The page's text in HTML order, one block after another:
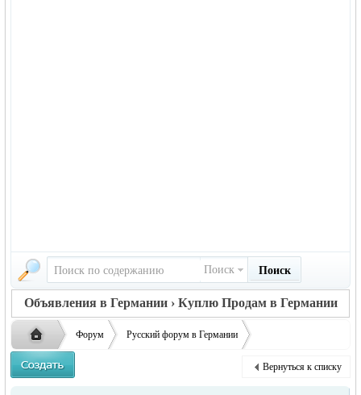
Поиск Поиск
Объявления в Германии › Куплю Продам в Германии
Форум Русский форум в Германии
Объявления в Германии Щенки Сиба Ину
Вернуться к списку